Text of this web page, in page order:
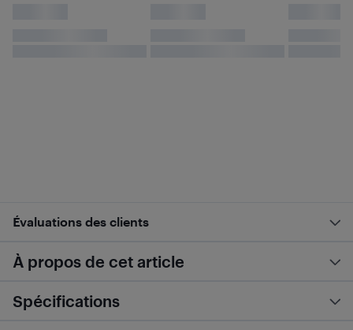
Évaluations des clients
À propos de cet article
Spécifications